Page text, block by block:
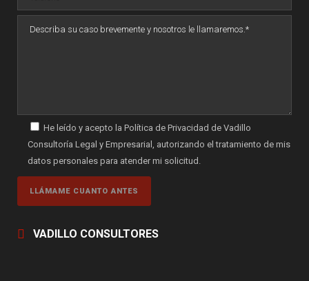
He leído y acepto la Política de Privacidad de Vadillo
Consultoría Legal y Empresarial, autorizando el tratamiento de mis
datos personales para atender mi solicitud.
VADILLO CONSULTORES